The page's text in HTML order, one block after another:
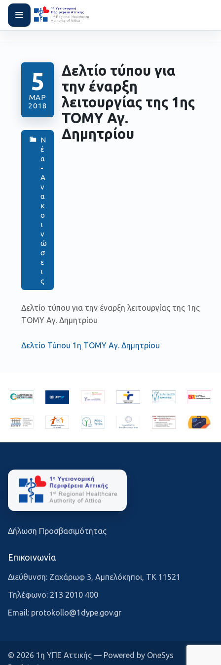
5
ΜΑΡ
2018
Ν
έ
α
-
Α
ν
α
κ
ο
ι
ν
ώ
σ
ε
ι
ς
Δελτίο τύπου για
την έναρξη
λειτουργίας της 1ης
ΤΟΜΥ Αγ.
Δημητρίου
Δελτίο τύπου για την έναρξη λειτουργίας της 1ης
ΤΟΜΥ Αγ. Δημητρίου
Δελτίο Τύπου 1η ΤΟΜΥ Αγ. Δημητρίου
Δήλωση Προσβασιμότητας
Επικοινωνία
Διεύθυνση: Ζαχάρωφ 3, Αμπελόκηποι, ΤΚ 11521
Τηλέφωνο: 213 2010 400
Email: protokollo@1dype.gov.gr
© 2026 1η ΥΠΕ Αττικής — Powered by OneSys